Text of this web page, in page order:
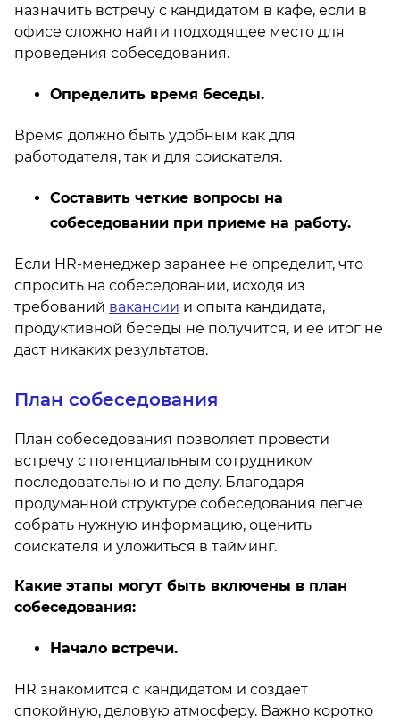
назначить встречу с кандидатом в кафе, если в
офисе сложно найти подходящее место для
проведения собеседования.
Определить время беседы.
Время должно быть удобным как для
работодателя, так и для соискателя.
Составить четкие вопросы на
собеседовании при приеме на работу.
Если HR-менеджер заранее не определит, что
спросить на собеседовании, исходя из
требований вакансии и опыта кандидата,
продуктивной беседы не получится, и ее итог не
даст никаких результатов.
План собеседования
План собеседования позволяет провести
встречу с потенциальным сотрудником
последовательно и по делу. Благодаря
продуманной структуре собеседования легче
собрать нужную информацию, оценить
соискателя и уложиться в тайминг.
Какие этапы могут быть включены в план
собеседования:
Начало встречи.
HR знакомится с кандидатом и создает
спокойную, деловую атмосферу. Важно коротко